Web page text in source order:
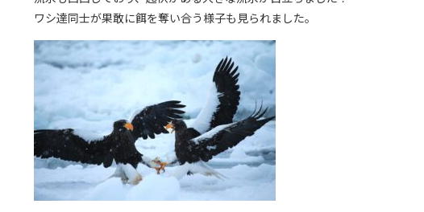
ワシ達同士が果敢に餌を奪い合う様子も見られました。